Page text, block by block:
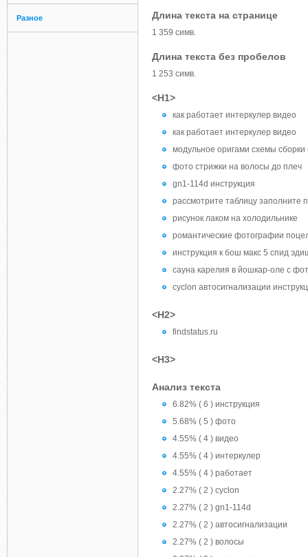
Разное Длина текста на странице
1 359 симв.
Длина текста без пробелов
1 253 симв.
<H1>
как работает интеркулер видео
как работает интеркулер видео
модульное оригами схемы сборки
фото стрижки на волосы до плеч
gn1-114d инструкция
рассмотрите таблицу заполните
рисунок лаком на холодильнике
романтические фотографии
инструкция к бош макс 5 спид
сауна карелия в йошкар-оле с
cyclon автосигнализации
<H2>
findstatus.ru
<H3>
Анализ текста
6.82% ( 6 ) инструкция
5.68% ( 5 ) фото
4.55% ( 4 ) видео
4.55% ( 4 ) интеркулер
4.55% ( 4 ) работает
2.27% ( 2 ) cyclon
2.27% ( 2 ) gn1-114d
2.27% ( 2 ) автосигнализации
2.27% ( 2 ) волосы